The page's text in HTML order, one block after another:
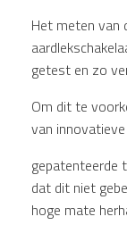
Het meten van
getest en zo
Om dit te
van
gepatenteerde
dat dit niet
hoge mate